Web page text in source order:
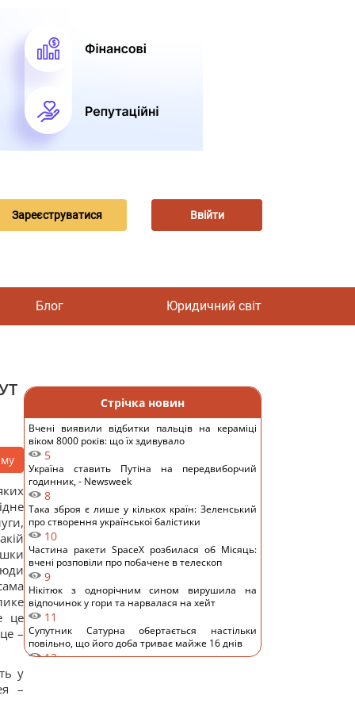
Зареєструватися Ввійти
Блог Юридичний світ
це
–
у
–
Стрічка новин
Вчені виявили відбитки пальців на кераміці
віком 8000 років: що їх здивувало
5
Україна ставить Путіна на передвиборчий
годинник, - Newsweek
8
Така зброя є лише у кількох країн: Зеленський
про створення української балістики
10
Частина ракети SpaceX розбилася об Місяць:
вчені розповіли про побачене в телескоп
9
Нікітюк з однорічним сином вирушила на
відпочинок у гори та нарвалася на хейт
11
Супутник Сатурна обертається настільки
повільно, що його доба триває майже 16 днів
12